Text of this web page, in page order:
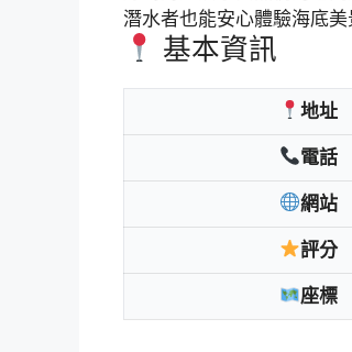
潛水者也能安心體驗海底
基本資訊
地址
電話
網站
評分
座標